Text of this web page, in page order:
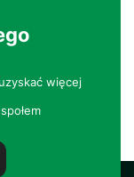
więcej